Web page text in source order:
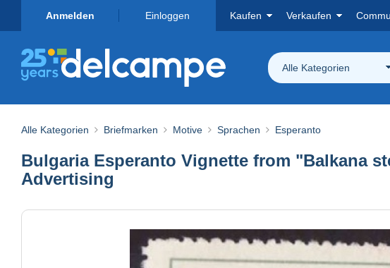
Anmelden Einloggen Kaufen Verkaufen
Alle Kategorien
Alle Kategorien Briefmarken Motive Sprachen Esperanto
Bulgaria Esperanto Vignette from "Balkana
Advertising